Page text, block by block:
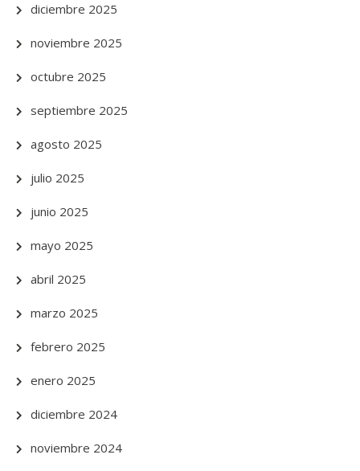
diciembre 2025
noviembre 2025
octubre 2025
septiembre 2025
agosto 2025
julio 2025
junio 2025
mayo 2025
abril 2025
marzo 2025
febrero 2025
enero 2025
diciembre 2024
noviembre 2024